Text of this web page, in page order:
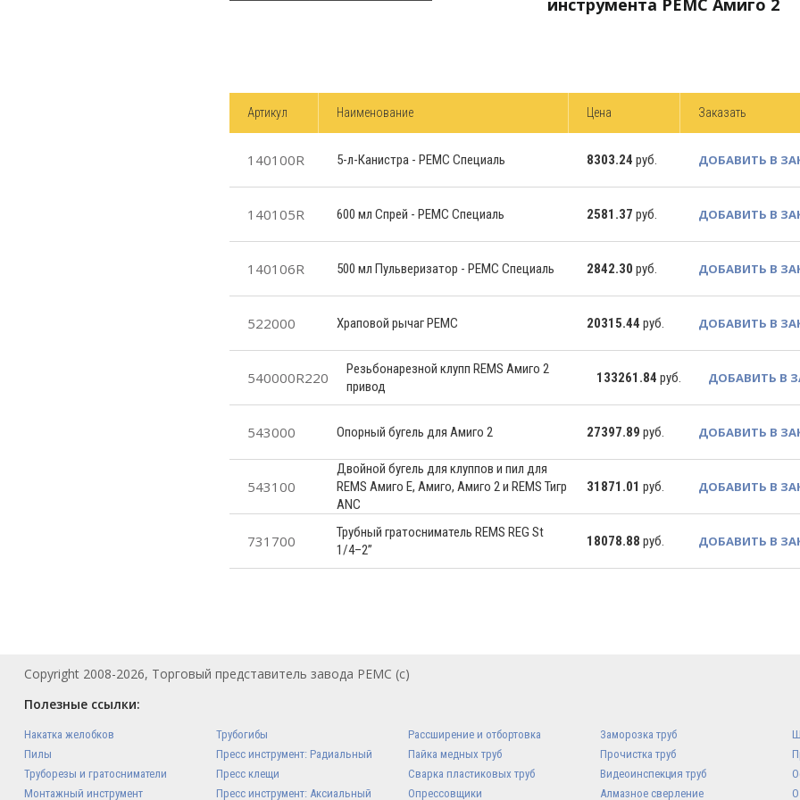
инструмента РЕМС Амиго 2
Артикул Наименование Цена Заказать
140100R 5-л-Канистра - РЕМС Специаль 8303.24 руб. ДОБАВИТЬ В
140105R 600 мл Спрей - РЕМС Специаль 2581.37 руб. ДОБАВИТЬ В
140106R 500 мл Пульверизатор - РЕМС Специаль 2842.30 руб. ДОБАВИТЬ В
522000 Храповой рычаг РЕМС 20315.44 руб. ДОБАВИТЬ В
540000R220
Резьбонарезной клупп REMS Амиго 2
привод
133261.84 руб. ДОБАВИТЬ В
543000 Опорный бугель для Амиго 2 27397.89 руб. ДОБАВИТЬ В
543100
Двойной бугель для клуппов и пил для
REMS Амиго E, Амиго, Амиго 2 и REMS Тигр
ANC
31871.01 руб. ДОБАВИТЬ В
731700
Трубный гратосниматель REMS REG St
1/4–2”
18078.88 руб. ДОБАВИТЬ В
Copyright 2008-2026, Торговый представитель завода РЕМС (с)
Полезные ссылки:
Накатка желобков
Пилы
Труборезы и гратосниматели
Монтажный инструмент
Трубогибы
Пресс инструмент: Радиальный
Пресс клещи
Пресс инструмент: Аксиальный
Рассширение и отбортовка
Пайка медных труб
Сварка пластиковых труб
Опрессовщики
Заморозка труб
Прочистка труб
Видеоинспекция труб
Алмазное сверление